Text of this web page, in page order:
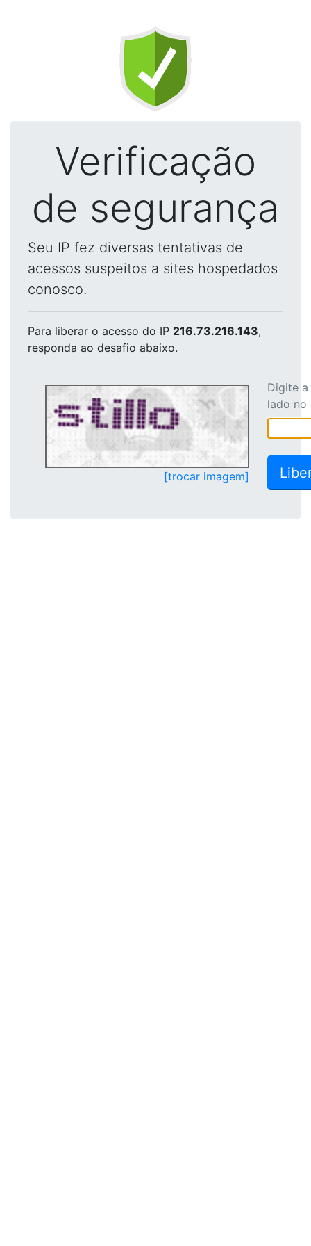
Verificação
de segurança
Seu IP fez diversas tentativas de
acessos suspeitos a sites hospedados
conosco.
Para liberar o acesso do IP 216.73.216.143,
responda ao desafio abaixo.
[trocar imagem]
Digite
lado no